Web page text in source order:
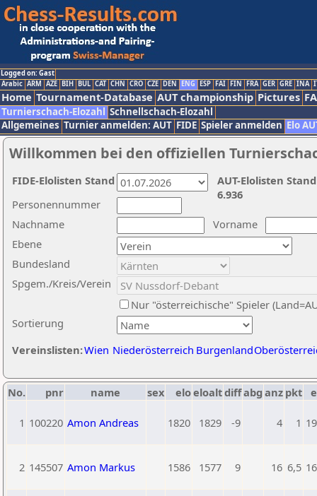
Logged on: Gast
Arabic ARM AZE BIH BUL CAT CHN CRO CZE DEN ENG ESP FAI FIN FRA GER GRE INA
Home Tournament-Database AUT championship Pictures
Turnierschach-Elozahl Schnellschach-Elozahl
Allgemeines Turnier anmelden: AUT FIDE Spieler anmelden Elo
Willkommen bei den offiziellen
Nachname
Vorname
Ebene
Sortierung
Personennummer
Bundesland
Spgem./Kreis/Verein
Nur "österreichische" Spieler
Vereinslisten:Wien Niederösterreich Burgenland
AUT-Elolisten
6.936
FIDE-Elolisten Stand
No. pnr name sex eloeloaltdiffabg anz pkt
1 100220 Amon Andreas 1820 1829 -9 4 1
2 145507 Amon Markus 1586 1577 9 16 6,5